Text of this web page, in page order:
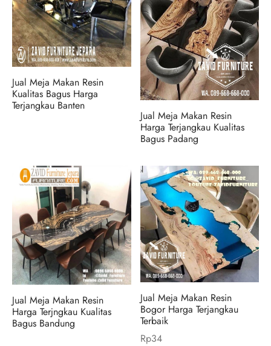
Jual Meja Makan Resin
Kualitas Bagus Harga
Terjangkau Banten
Jual Meja Makan Resin
Harga Terjangkau Kualitas
Bagus Padang
Jual Meja Makan Resin
Harga Terjngkau Kualitas
Bagus Bandung
Jual Meja Makan Resin
Bogor Harga Terjangkau
Terbaik
Rp34